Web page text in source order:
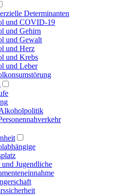
Determinanten
und COVID-19
und Gehirn
und Gewalt
und Herz
und Krebs
und Leber
Jugendliche